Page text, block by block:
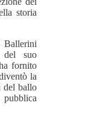
storia
Ballerini
del suo
fornito
la
del ballo